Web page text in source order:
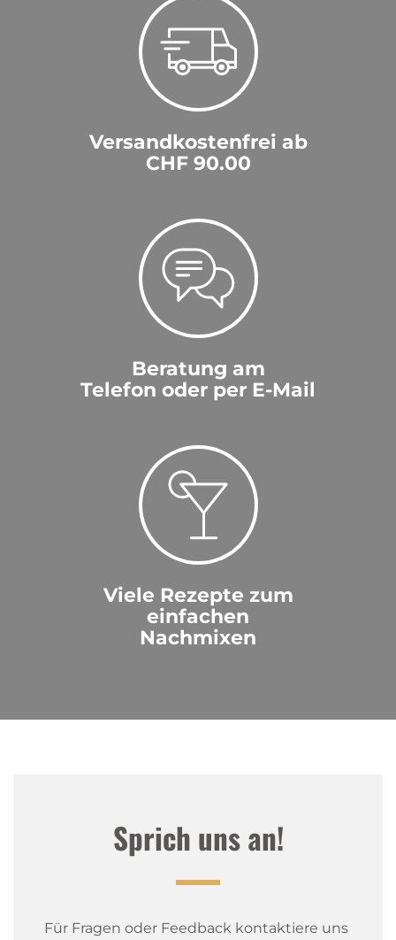
Versandkostenfrei ab
CHF 90.00
Beratung am
Telefon oder per E-Mail
Viele Rezepte zum
einfachen
Nachmixen
Sprich uns an!
Für Fragen oder Feedback kontaktiere uns